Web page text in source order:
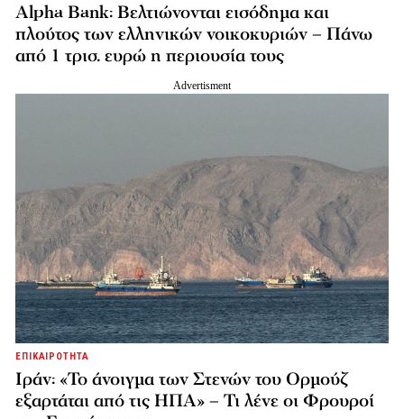
Alpha Bank: Βελτιώνονται εισόδημα και
πλούτος των ελληνικών νοικοκυριών – Πάνω
από 1 τρισ. ευρώ η περιουσία τους
ΕΠΙΚΑΙΡΟΤΗΤΑ
Ιράν: «Το άνοιγμα των Στενών του Ορμούζ
εξαρτάται από τις ΗΠΑ» – Τι λένε οι Φρουροί